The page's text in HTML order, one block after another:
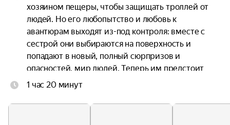
хозяином пещеры, чтобы защищать троллей от
людей. Но его любопытство и любовь к
авантюрам выходят из-под контроля: вместе с
сестрой они выбираются на поверхность и
попадают в новый, полный сюрпризов и
опасностей, мир людей. Теперь им предстоит
непростая задача — найти дорогу домой.
1 час 20 минут